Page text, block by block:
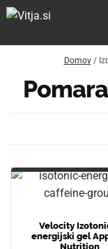
Domov/
Velocity
energijski gel
Nutrition